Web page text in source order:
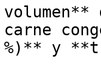
volumen**
carne
%)** y